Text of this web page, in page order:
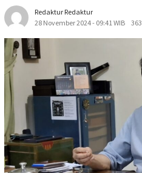
Redaktur Redaktur
28 November 2024 - 09:41 WIB